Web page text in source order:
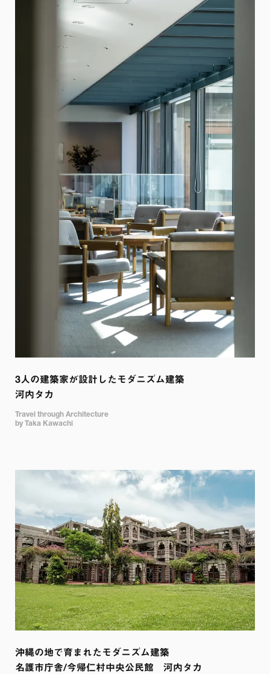
3人の建築家が設計したモダニズム建築
河内タカ
Travel through Architecture
by Taka Kawachi
沖縄の地で育まれたモダニズム建築
名護市庁舎/今帰仁村中央公民館　河内タカ